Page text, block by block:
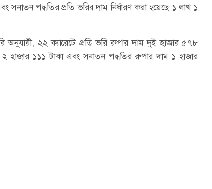
পদ্ধতির প্রতি ভরির দাম নির্ধারণ করা হয়েছে ১ লাখ ১
অনুযায়ী, ২২ ক্যারেটে প্রতি ভরি রুপার দাম দুই হাজার ৫৭৮
হাজার ১১১ টাকা এবং সনাতন পদ্ধতির রুপার দাম ১ হাজার